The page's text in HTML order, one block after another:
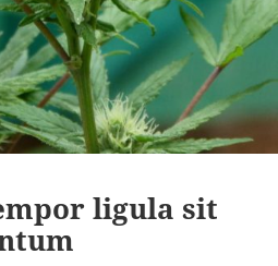
ligula sit